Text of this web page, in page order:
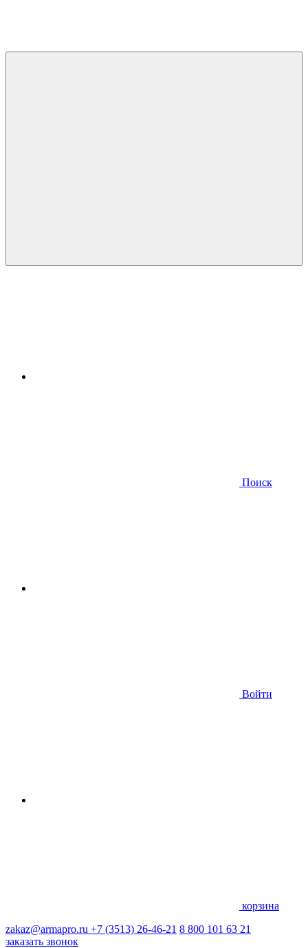
Поиск
Войти
корзина
zakaz@armapro.ru +7 (3513) 26-46-21 8 800 101 63 21
заказать звонок